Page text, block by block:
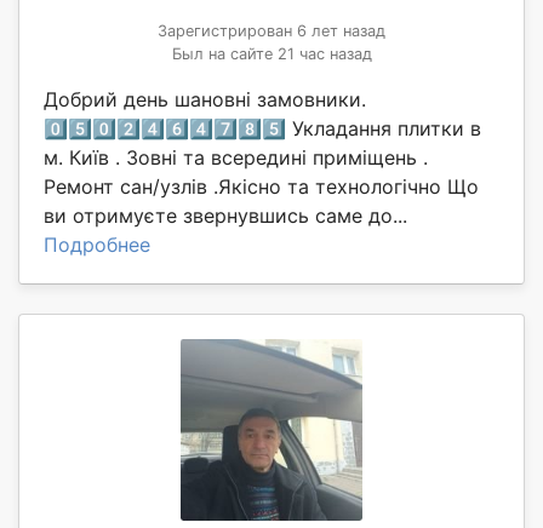
Зарегистрирован 6 лет назад
Был на сайте 21 час назад
Добрий день шановні замовники.
0️⃣5️⃣0️⃣2️⃣4️⃣6️⃣4️⃣7️⃣8️⃣5️⃣ Укладання плитки в
м. Київ . Зовні та всередині приміщень .
Ремонт сан/узлів .Якісно та технологічно Що
ви отримуєте звернувшись саме до...
Подробнее